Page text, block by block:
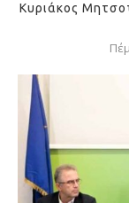
Κυριάκος